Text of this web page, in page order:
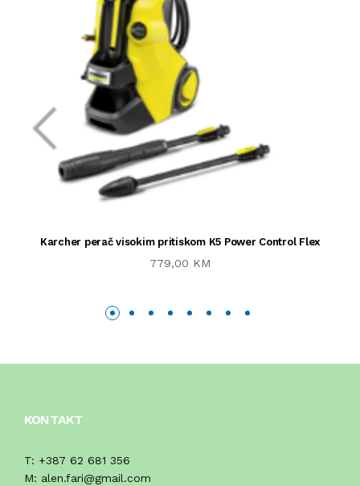
Karcher perač visokim pritiskom K5 Power Control Flex
779,00 KM
KONTAKT
T: +387 62 681 356
M: alen.fari@gmail.com